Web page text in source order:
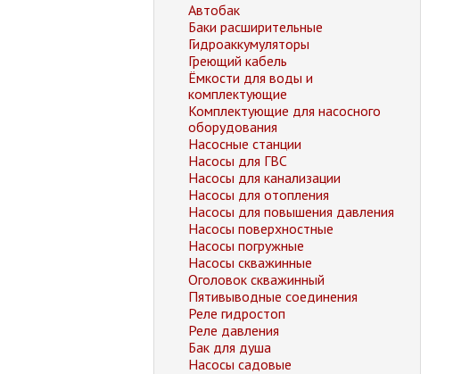
Автобак
Баки расширительные
Гидроаккумуляторы
Греющий кабель
Ёмкости для воды и
комплектующие
Комплектующие для насосного
оборудования
Насосные станции
Насосы для ГВС
Насосы для канализации
Насосы для отопления
Насосы для повышения давления
Насосы поверхностные
Насосы погружные
Насосы скважинные
Оголовок скважинный
Пятивыводные соединения
Реле гидростоп
Реле давления
Бак для душа
Насосы садовые